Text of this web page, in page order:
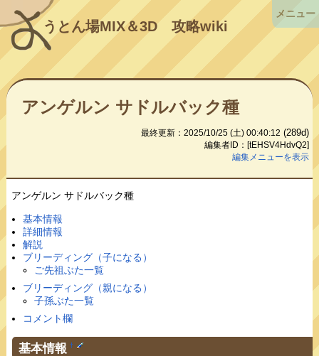
うとん場MIX＆3D攻略wiki
アンゲルン サドルバック種
最終更新：2025/10/25 (土) 00:40:12 (289d)
編集者ID：[tEHSV4HdvQ2]
編集メニューを表示
アンゲルン サドルバック種
基本情報
詳細情報
解説
ブリーディング（子になる）
ご先祖ぶた一覧
ブリーディング（親になる）
子孫ぶた一覧
コメント欄
基本情報 †
メニュー